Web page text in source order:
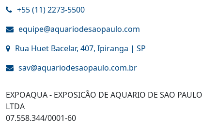
+55 (11) 2273-5500
equipe@aquariodesaopaulo.com
Rua Huet Bacelar, 407, Ipiranga | SP
sav@aquariodesaopaulo.com.br
EXPOAQUA - EXPOSICÃO DE AQUARIO DE SAO PAULO
LTDA
07.558.344/0001-60